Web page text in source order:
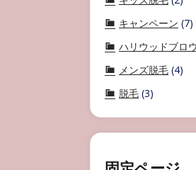
キャンペーン (7)
ハリウッドブロ
メンズ脱毛 (4)
脱毛 (3)